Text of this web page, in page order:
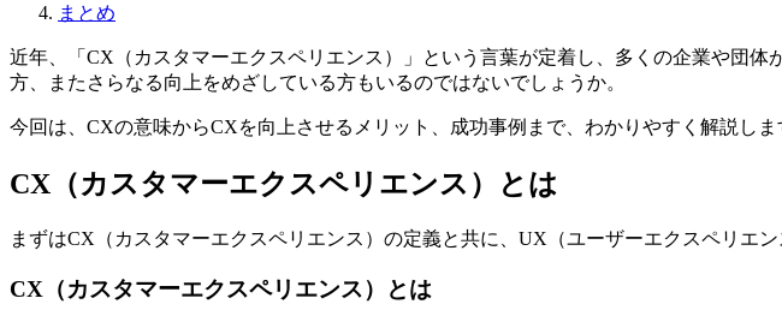
まとめ
近年、「CX（カスタマーエクスペリエンス）」という言葉が定着し、多くの企業や団
方、またさらなる向上をめざしている方もいるのではないでしょうか。
今回は、CXの意味からCXを向上させるメリット、成功事例まで、わかりやすく解説し
CX（カスタマーエクスペリエンス）とは
まずはCX（カスタマーエクスペリエンス）の定義と共に、UX（ユーザーエクスペリエ
CX（カスタマーエクスペリエンス）とは